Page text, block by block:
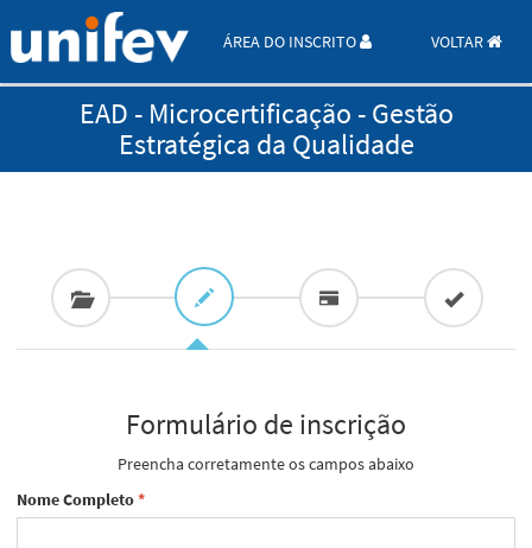
ÁREA DO INSCRITO VOLTAR
EAD - Microcertificação - Gestão
Estratégica da Qualidade
Formulário de inscrição
Preencha corretamente os campos abaixo
Nome Completo*